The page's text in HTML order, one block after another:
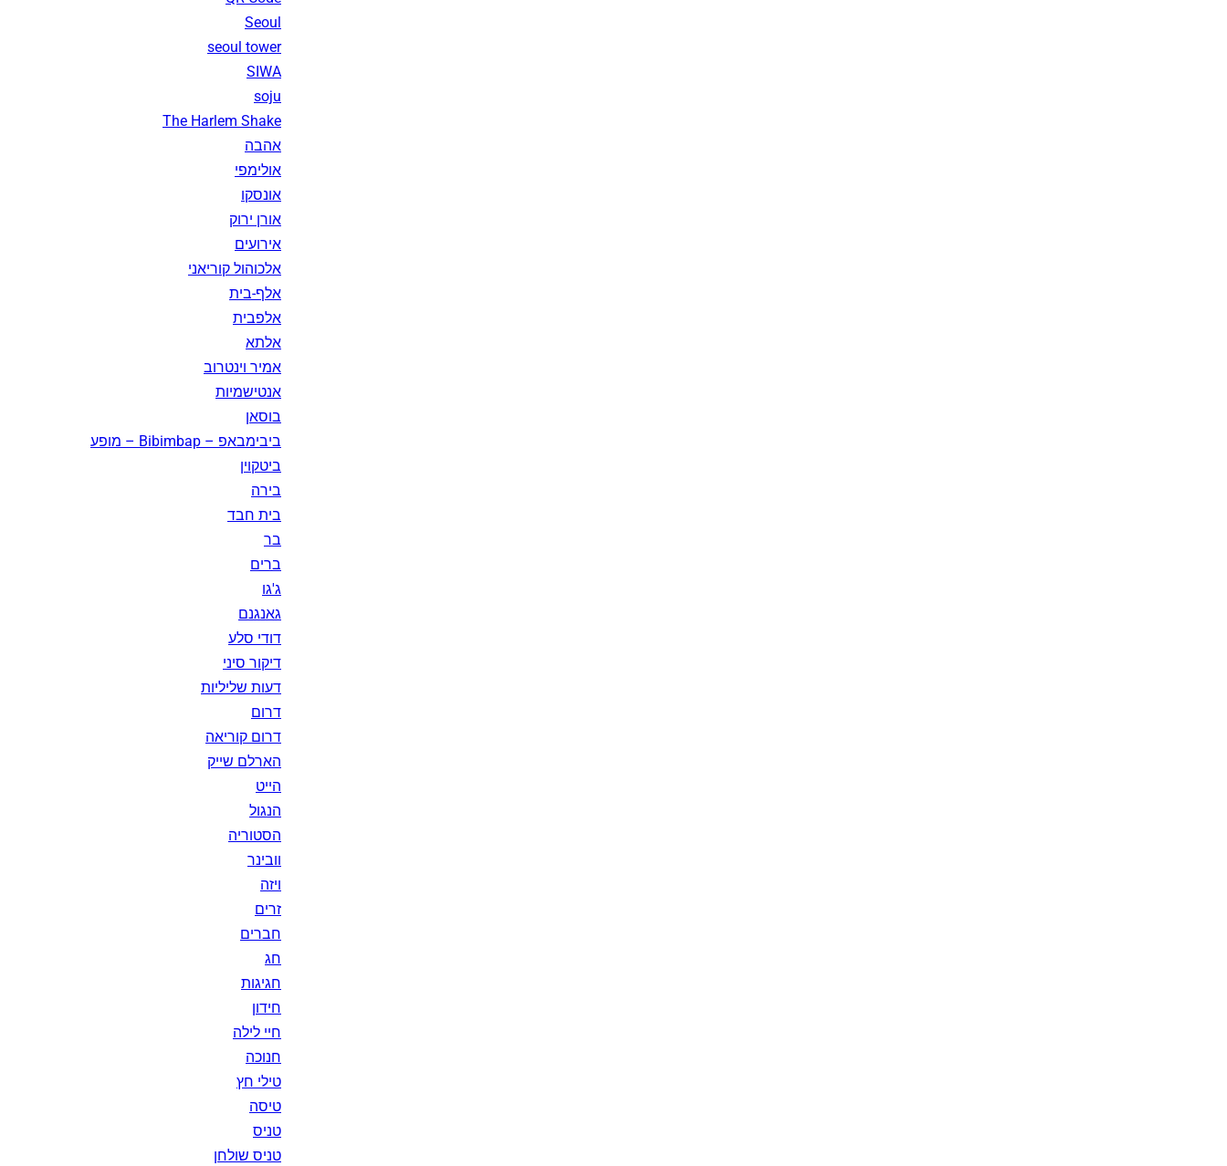
Seoul
seoul tower
SIWA
soju
The Harlem Shake
אהבה
אולימפי
אונסקו
אורן ירוק
אירועים
אלכוהול קוריאני
אלף-בית
אלפבית
אלתא
אמיר וינטרוב
אנטישמיות
בוסאן
ביבימבאפ – Bibimbap – מופע
ביטקוין
בירה
בית חבד
בר
ברים
ג'גו
גאנגנם
דודי סלע
דיקור סיני
דעות שליליות
דרום
דרום קוריאה
הארלם שייק
הייט
הנגול
הסטוריה
וובינר
ויזה
זרים
חברים
חג
חגיגות
חידון
חיי לילה
חנוכה
טילי חץ
טיסה
טניס
טניס שולחן